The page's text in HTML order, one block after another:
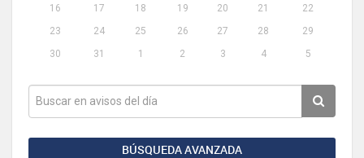
16
17 18 19 20 21
22
23
24 25 26 27 28
29
30
31 1 2 3 4 5
BÚSQUEDA AVANZADA